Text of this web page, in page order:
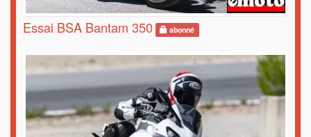
Essai BSA Bantam 350 abonné